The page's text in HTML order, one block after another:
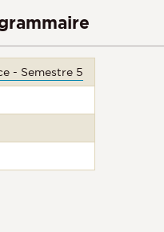
- Semestre 5